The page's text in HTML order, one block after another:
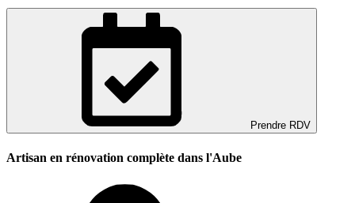
Prendre RDV
Artisan en rénovation complète dans l'Aube